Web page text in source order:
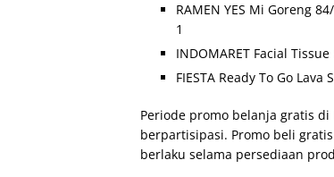
RAMEN YES Mi Goreng
1
INDOMARET Facial
FIESTA Ready To Go
Periode promo belanja gratis
berpartisipasi. Promo beli
berlaku selama persediaan